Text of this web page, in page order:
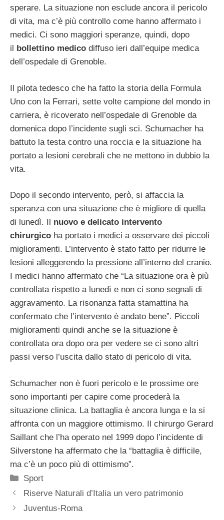
sperare. La situazione non esclude ancora il pericolo
di vita, ma c’è più controllo come hanno affermato i
medici. Ci sono maggiori speranze, quindi, dopo
il
bollettino medico diffuso ieri dall’equipe medica
dell’ospedale di Grenoble.
Il pilota tedesco che ha fatto la storia della Formula
Uno con la Ferrari, sette volte campione del mondo in
carriera, è ricoverato nell’ospedale di Grenoble da
domenica dopo l’incidente sugli sci. Schumacher ha
battuto la testa contro una roccia e la situazione ha
portato a lesioni cerebrali che ne mettono in dubbio la
vita.
Dopo il secondo intervento, però, si affaccia la
speranza con una situazione che è migliore di quella
di lunedì. Il
nuovo e delicato intervento
chirurgico ha portato i medici a osservare dei piccoli
miglioramenti. L’intervento è stato fatto per ridurre le
lesioni alleggerendo la pressione all’interno del cranio.
I medici hanno affermato che “La situazione ora è più
controllata rispetto a lunedì e non ci sono segnali di
aggravamento. La risonanza fatta stamattina ha
confermato che l’intervento è andato bene”. Piccoli
miglioramenti quindi anche se la situazione è
controllata ora dopo ora per vedere se ci sono altri
passi verso l’uscita dallo stato di pericolo di vita.
Schumacher non è fuori pericolo e le prossime ore
sono importanti per capire come procederà la
situazione clinica. La battaglia è ancora lunga e la si
affronta con un maggiore ottimismo. Il chirurgo Gerard
Saillant che l’ha operato nel 1999 dopo l’incidente di
Silverstone ha affermato che la “battaglia è difficile,
ma c’è un poco più di ottimismo”.
Categorie
Sport
Riserve Naturali d’Italia un vero patrimonio
Juventus-Roma